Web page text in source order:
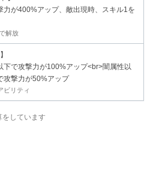
力が400%アップ、敵出現時、スキル1を
解放
下で攻撃力が100%アップ<br>闇属性以
攻撃力が50%アップ
ビリティ
しています